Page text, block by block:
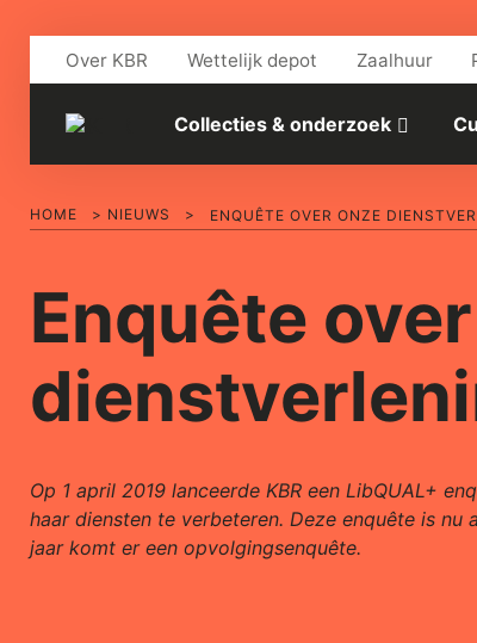
Over KBR Wettelijk depot Zaalhuur
Collecties & onderzoek
Enquête
Op 1 april 2019 lanceerde KBR een LibQUAL+
haar diensten te verbeteren. Deze enquête is nu
jaar komt er een opvolgingsenquête.
HOME > NIEUWS > ENQUÊTE OVER ONZE